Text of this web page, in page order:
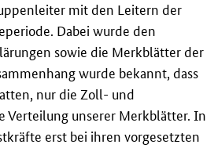
mit den Leitern der
Dabei wurde den
sowie die Merkblätter der
wurde bekannt, dass
nur die Zoll- und
Verteilung unserer Merkblätter. In
erst bei ihren vorgesetzten